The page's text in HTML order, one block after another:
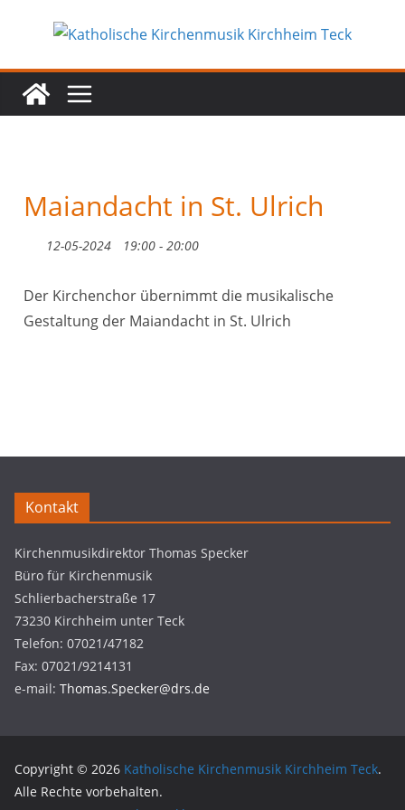
Maiandacht in St. Ulrich
12-05-2024 19:00 - 20:00
Der Kirchenchor übernimmt die musikalische
Gestaltung der Maiandacht in St. Ulrich
Kontakt
Kirchenmusikdirektor Thomas Specker
Büro für Kirchenmusik
Schlierbacherstraße 17
73230 Kirchheim unter Teck
Telefon: 07021/47182
Fax: 07021/9214131
e-mail: Thomas.Specker@drs.de
Copyright © 2026 Katholische Kirchenmusik Kirchheim Teck.
Alle Rechte vorbehalten.